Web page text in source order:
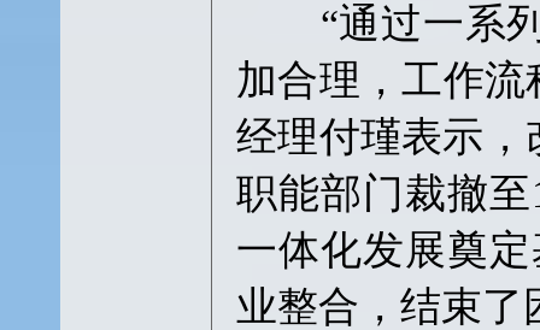
“通过一系列
加合理，工作
经理付瑾表示，
职能部门裁撤
一体化发展奠
业整合，结束了